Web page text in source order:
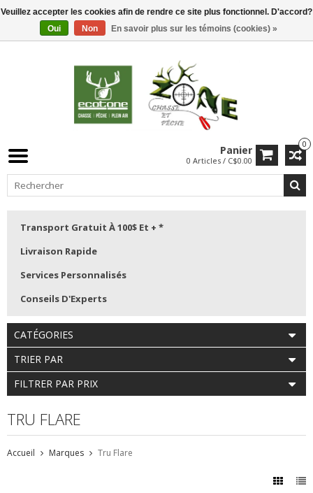
0
Panier
0 Articles / C$0.00
Transport Gratuit À 100$ Et + *
Livraison Rapide
Services Personnalisés
Conseils D'Experts
CATÉGORIES
TRIER PAR
FILTRER PAR PRIX
TRU FLARE
Accueil Marques Tru Flare
Veuillez accepter les cookies afin de rendre ce site plus fonctionnel. D'accord?
Oui
Non En savoir plus sur les témoins (cookies) »